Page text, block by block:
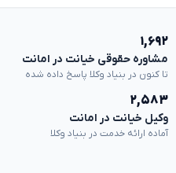
۱,۶۹۲
مشاوره حقوقی خیانت در امانت
تا کنون در بنیاد وکلا پاسخ داده شده
۲,۵۸۳
وکیل خیانت در امانت
آماده ارائه خدمت در بنیاد وکلا